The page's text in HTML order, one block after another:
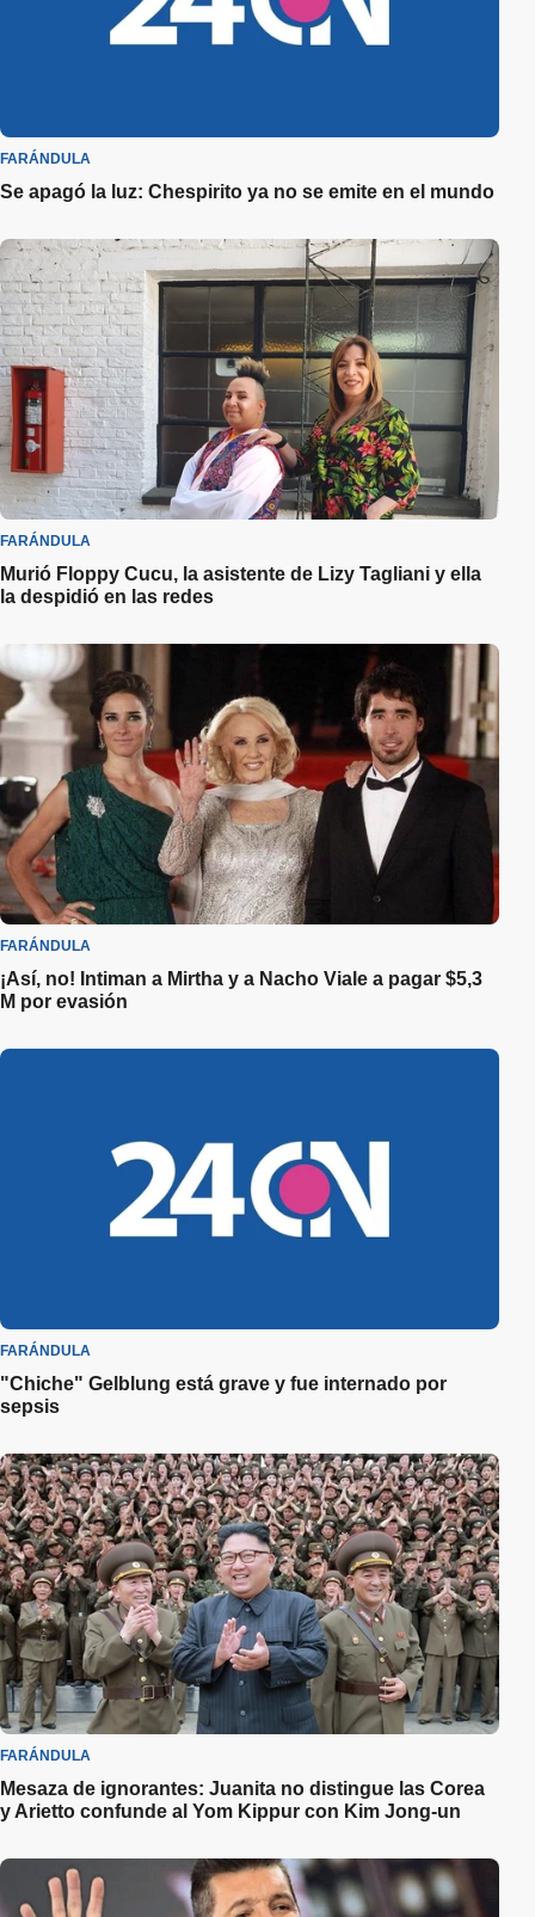
FARÁNDULA
Se apagó la luz: Chespirito ya no se emite en el mundo
FARÁNDULA
Murió Floppy Cucu, la asistente de Lizy Tagliani y ella
la despidió en las redes
FARÁNDULA
¡Así, no! Intiman a Mirtha y a Nacho Viale a pagar $5,3
M por evasión
FARÁNDULA
"Chiche" Gelblung está grave y fue internado por
sepsis
FARÁNDULA
Mesaza de ignorantes: Juanita no distingue las Corea
y Arietto confunde al Yom Kippur con Kim Jong-un